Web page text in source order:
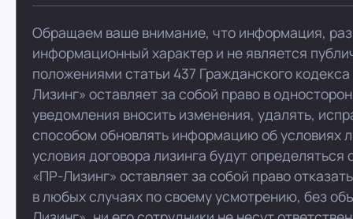
Обращаем ваше внимание, что информация,
информационный характер и не является
положениями статьи 437 Гражданского
Лизинг» оставляет за собой право в
уведомления вносить изменения, удалять,
способом обновлять информацию об условиях
условия договора лизинга будут
«ПР-Лизинг» оставляет за собой право
в любых случаях по своему усмотрению, без